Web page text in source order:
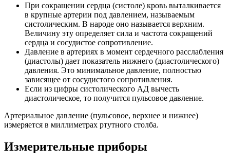
При сокращении сердца (систоле) кровь выталкивается
в крупные артерии под давлением, называемым
систолическим. В народе оно называется верхним.
Величину эту определяет сила и частота сокращений
сердца и сосудистое сопротивление.
Давление в артериях в момент сердечного расслабления
(диастолы) дает показатель нижнего (диастолического)
давления. Это минимальное давление, полностью
зависящее от сосудистого сопротивления.
Если из цифры систолического АД вычесть
диастолическое, то получится пульсовое давление.
Артериальное давление (пульсовое, верхнее и нижнее)
измеряется в миллиметрах ртутного столба.
Измерительные приборы